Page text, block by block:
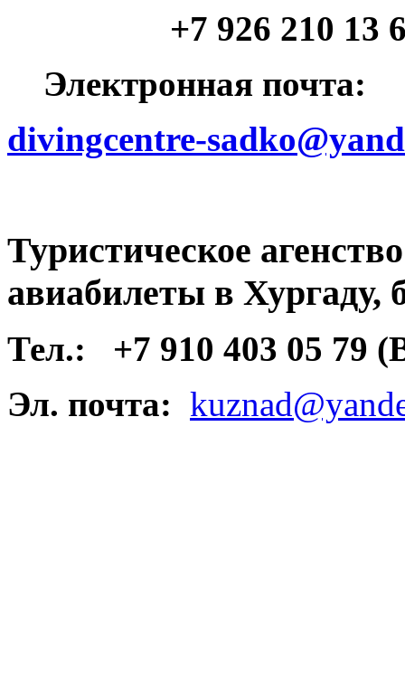
+7 926 210 13 64
Электронная почта:
divingcentre-
Туристическое
авиабилеты в Хургаду,
Тел.:
+7 910 403 05 79
Эл. почта: